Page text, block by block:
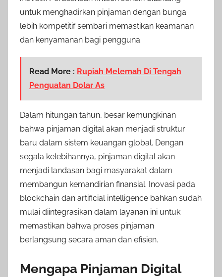
untuk menghadirkan pinjaman dengan bunga
lebih kompetitif sembari memastikan keamanan
dan kenyamanan bagi pengguna.
Read More : Rupiah Melemah Di Tengah
Penguatan Dolar As
Dalam hitungan tahun, besar kemungkinan
bahwa pinjaman digital akan menjadi struktur
baru dalam sistem keuangan global. Dengan
segala kelebihannya, pinjaman digital akan
menjadi landasan bagi masyarakat dalam
membangun kemandirian finansial. Inovasi pada
blockchain dan artificial intelligence bahkan sudah
mulai diintegrasikan dalam layanan ini untuk
memastikan bahwa proses pinjaman
berlangsung secara aman dan efisien.
Mengapa Pinjaman Digital